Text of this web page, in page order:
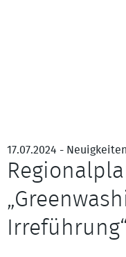
17.07.2024 - Neuigkeiten
Irreführung“